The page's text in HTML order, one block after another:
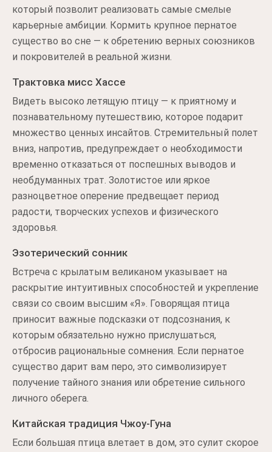
который позволит реализовать самые смелые
карьерные амбиции. Кормить крупное пернатое
существо во сне — к обретению верных союзников
и покровителей в реальной жизни.
Трактовка мисс Хассе
Видеть высоко летящую птицу — к приятному и
познавательному путешествию, которое подарит
множество ценных инсайтов. Стремительный полет
вниз, напротив, предупреждает о необходимости
временно отказаться от поспешных выводов и
необдуманных трат. Золотистое или яркое
разноцветное оперение предвещает период
радости, творческих успехов и физического
здоровья.
Эзотерический сонник
Встреча с крылатым великаном указывает на
раскрытие интуитивных способностей и укрепление
связи со своим высшим «Я». Говорящая птица
приносит важные подсказки от подсознания, к
которым обязательно нужно прислушаться,
отбросив рациональные сомнения. Если пернатое
существо дарит вам перо, это символизирует
получение тайного знания или обретение сильного
личного оберега.
Китайская традиция Чжоу-Гуна
Если большая птица влетает в дом, это сулит скорое